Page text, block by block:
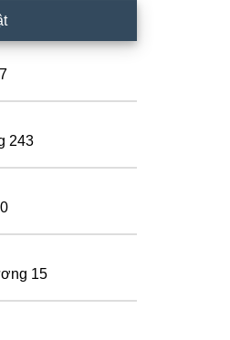
243
15